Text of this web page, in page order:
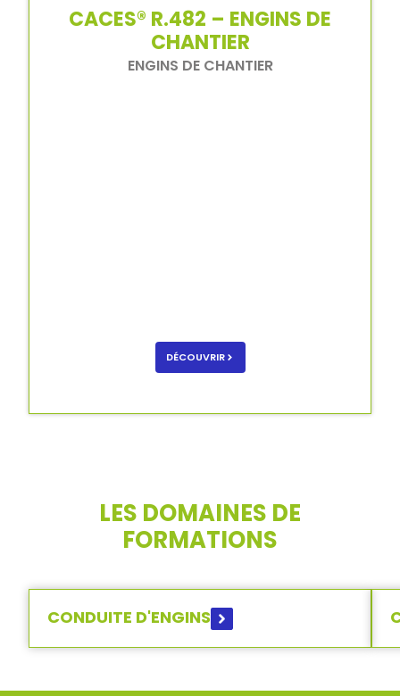
CACES® R.482 – ENGINS DE
CHANTIER
ENGINS DE CHANTIER
DÉCOUVRIR
LES DOMAINES DE
FORMATIONS
CONDUITE D'ENGINS